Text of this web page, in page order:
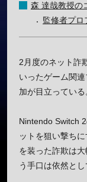
森 達哉教授の
監修者プロ
2月度のネット詐
いったゲーム関
加が目立っている
Nintendo Switch
ットを狙い撃ち
を装った詐欺は
う手口は依然とし